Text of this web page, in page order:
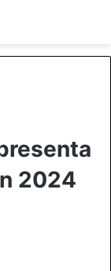
2024